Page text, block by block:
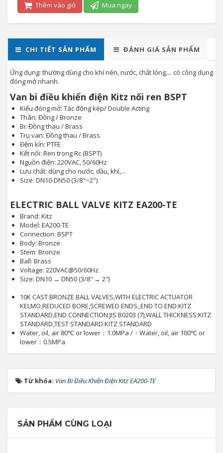
Thêm vào giỏ Mua ngay
CHI TIẾT SẢN PHẨM ĐÁNH GIÁ SẢN PHẨM
Ứng dụng: thường dùng cho khí nén, nước, chất lỏng,... có công dụng
đóng mở nhanh.
Van bi điều khiển điện Kitz nối ren BSPT
Kiểu đóng mở: Tác động kép/ Double Acting
Thân: Đồng / Bronze
Bi: Đồng thau / Brass
Trụ van: Đồng thau / Brass
Đệm kín: PTFE
Kết nối: Ren trong Rc (BSPT)
Nguồn điện: 220VAC, 50/60Hz
Lưu chất: dùng cho nước, dầu, khí,...
Size: DN10-DN50 (3/8"~2")
ELECTRIC BALL VALVE KITZ EA200-TE
Brand: Kitz
Model: EA200-TE
Connection: BSPT
Body: Bronze
Stem: Bronze
Ball: Brass
Voltage: 220VAC@50/60Hz
Size: DN10 → DN50 (3/8″ → 2″)
10K CAST BRONZE BALL VALVES,WITH ELECTRIC ACTUATOR
KELMO,REDUCED BORE,SCREWED ENDS.,END TO END:KITZ
STANDARD,END CONNECTION:JIS B0203 (7),WALL THICKNESS:KITZ
STANDARD,TEST STANDARD:KITZ STANDARD
Water, oil, air 80℃ or lower：1.0MPa /・Water, oil, air 100℃ or
lower：0.5MPa
Từ khóa: Van Bi Điều Khiển Điện Kitz EA200-TE
SẢN PHẨM CÙNG LOẠI